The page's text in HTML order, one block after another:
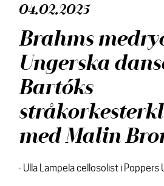
04.02.2025
Brahms
Ungerska
Bartóks
med Malin
- Ulla Lampela cellosolist i Poppers